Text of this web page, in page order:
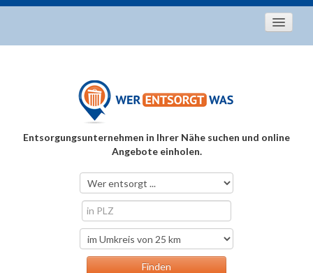
Entsorgungstipps
Über uns
Entsorgungsunternehmen in Ihrer Nähe suchen und online
Angebote einholen.